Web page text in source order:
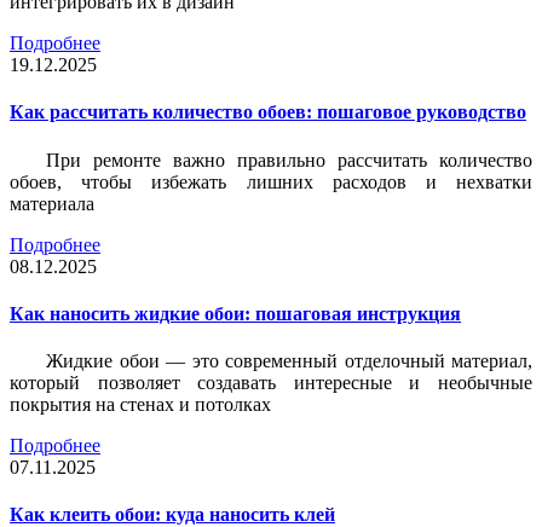
Подробнее
19.12.2025
Как рассчитать количество обоев: пошаговое руководство
При ремонте важно правильно рассчитать количество
обоев, чтобы избежать лишних расходов и нехватки
материала
Подробнее
08.12.2025
Как наносить жидкие обои: пошаговая инструкция
Жидкие обои — это современный отделочный материал,
который позволяет создавать интересные и необычные
покрытия на стенах и потолках
Подробнее
07.11.2025
Как клеить обои: куда наносить клей